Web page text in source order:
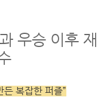
우승 이후 재
든 복잡한 퍼즐”